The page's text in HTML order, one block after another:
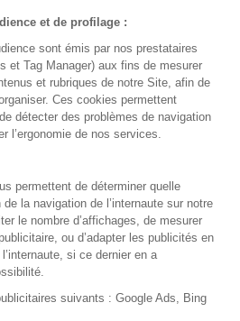
rubriques
de Formation
sécurité des données
avec DrSanté
suivre ma comptabilité
et mes rendez-vous
en 5 minutes par jour
usage de DrSanté
mes consultations
Agenda
Comptabilité
de Consultation